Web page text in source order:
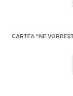
CARTEA “NE